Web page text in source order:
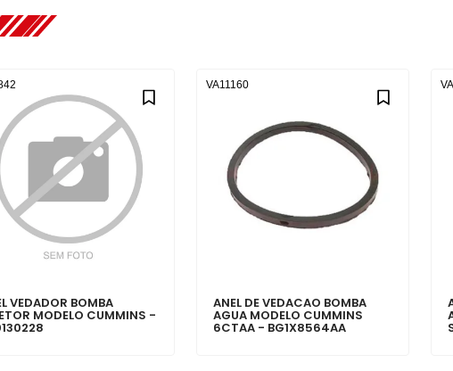
VEDADOR BOMBA
MODELO CUMMINS -
ANEL DE VEDACAO BOMBA
AGUA MODELO CUMMINS
6CTAA - BG1X8564AA
VA11160